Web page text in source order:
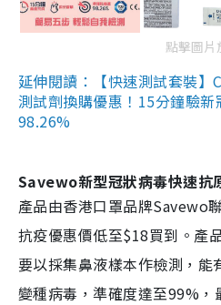
點擊圖片
延伸閱讀：【快速測試套裝】
測試劑換購優惠！15分鐘驗新
98.26%
Savewo新型冠狀病毒快速抗
產品由香港口罩品牌Savewo
抗疫優惠價低至$18買到。產
要以採集鼻液樣本作檢測，
變種病毒，準確度達至99%，